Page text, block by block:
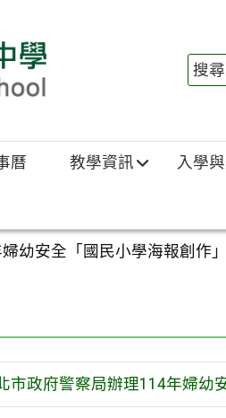
曆 教學資訊 入學
幼安全「國民小學海報創作
市政府警察局辦理114年婦幼